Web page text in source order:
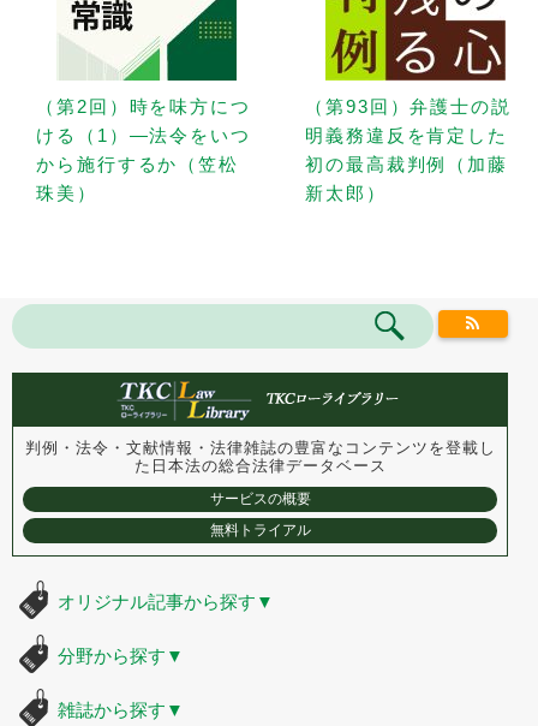
（第2回）時を味方につ
ける（1）—法令をいつ
から施行するか（笠松
珠美）
（第93回）弁護士の説
明義務違反を肯定した
初の最高裁判例（加藤
新太郎）
判例・法令・文献情報・法律雑誌の豊富なコンテンツを登載し
た 日本法の総合法律データベース
サービスの概要
無料トライアル
オリジナル記事から探す ▼
分野から探す ▼
雑誌から探す ▼